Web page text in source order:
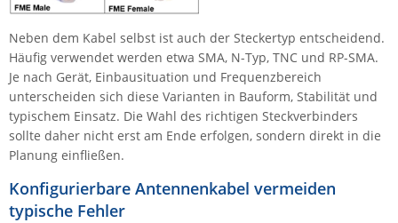
Yuasa
ZPE Systems
News zu unseren Herstellern
Neben dem Kabel selbst ist auch der Steckertyp entscheidend.
Häufig verwendet werden etwa SMA, N-Typ, TNC und RP-SMA.
Je nach Gerät, Einbausituation und Frequenzbereich
unterscheiden sich diese Varianten in Bauform, Stabilität und
typischem Einsatz. Die Wahl des richtigen Steckverbinders
sollte daher nicht erst am Ende erfolgen, sondern direkt in die
Planung einfließen.
Konfigurierbare Antennenkabel vermeiden
typische Fehler